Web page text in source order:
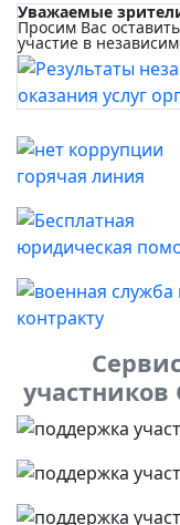
Уважаемые
Просим Вас
участие в